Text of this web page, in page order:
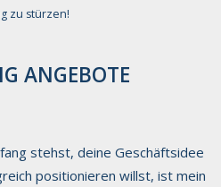
zu stürzen!
ANGEBOTE
stehst, deine Geschäftsidee
positionieren willst, ist mein